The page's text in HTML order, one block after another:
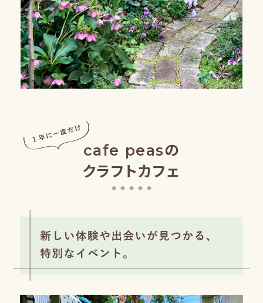
cafe peasの
クラフトカフェ